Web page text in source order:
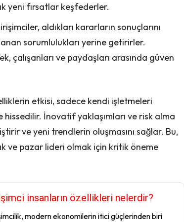
yeni fırsatlar keşfederler.
aldıkları kararların sonuçlarını
sorumlulukları yerine getirirler.
çalışanları ve paydaşları arasında güven
etkisi, sadece kendi işletmeleri
İnovatif yaklaşımları ve risk alma
ve yeni trendlerin oluşmasını sağlar. Bu,
ve pazar lideri olmak için kritik öneme
insanların özellikleri nelerdir?
modern ekonomilerin itici güçlerinden biri